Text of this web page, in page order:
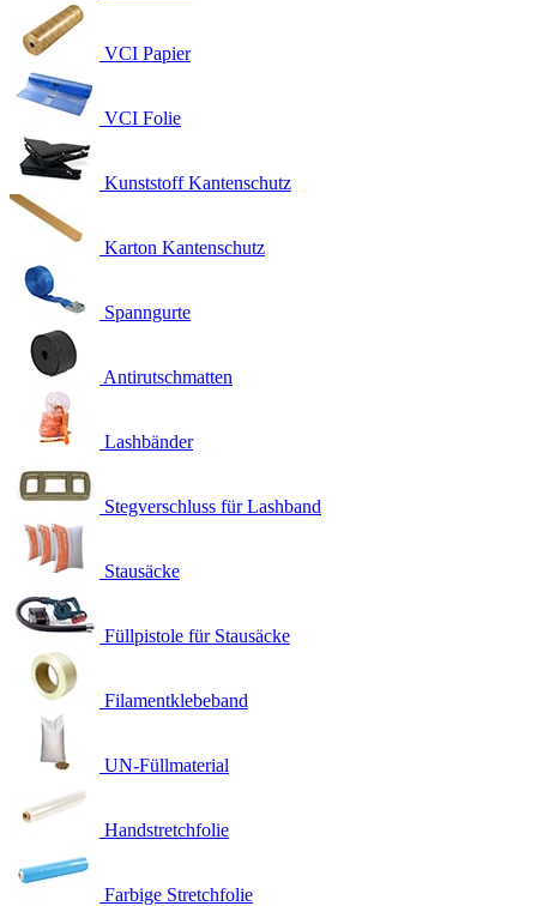
VCI Papier
VCI Folie
Kunststoff Kantenschutz
Karton Kantenschutz
Spanngurte
Antirutschmatten
Lashbänder
Stegverschluss für Lashband
Stausäcke
Füllpistole für Stausäcke
Filamentklebeband
UN-Füllmaterial
Handstretchfolie
Farbige Stretchfolie